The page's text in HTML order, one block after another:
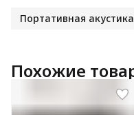
Портативная акустика
Похожие